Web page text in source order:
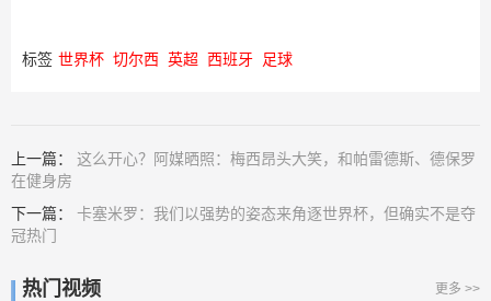
标签 世界杯 切尔西 英超 西班牙 足球
上一篇： 这么开心？阿媒晒照：梅西昂头大笑，和帕雷德斯、德保罗
在健身房
下一篇： 卡塞米罗：我们以强势的姿态来角逐世界杯，但确实不是夺
冠热门
热门视频 更多 >>